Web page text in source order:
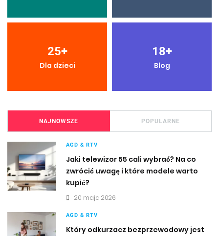
25+
Dla dzieci
18+
Blog
NAJNOWSZE POPULARNE
AGD & RTV
Jaki telewizor 55 cali wybrać? Na co
zwrócić uwagę i które modele warto
kupić?
20 maja 2026
AGD & RTV
Który odkurzacz bezprzewodowy jest